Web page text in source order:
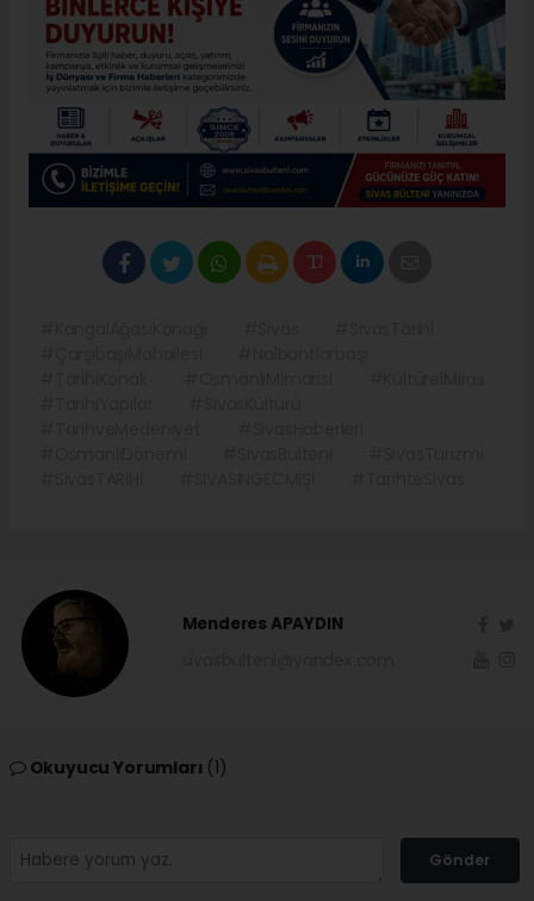
Menderes APAYDIN
Okuyucu Yorumları (1)
Gönder